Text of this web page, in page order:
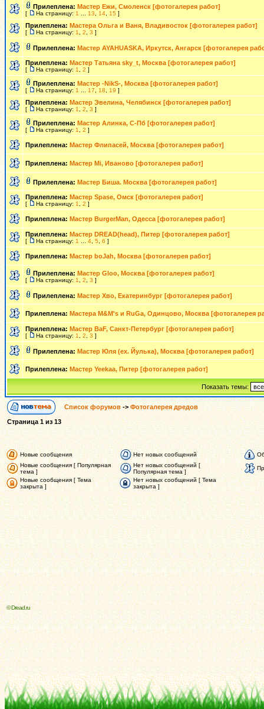
Прилеплена: Мастер Ежи, Смоленск [фотогалерея работ]
[ На страницу: 1 13 14 15 ]
Прилеплена: Мастера Ольга и Ваня, Владивосток [фотогалерея работ]
[ На страницу: 1 2 3 ]
Прилеплена: Мастер AYAHUASKA, Иркутск, Ангарск [фотогалерея
Прилеплена: Мастер Татьяна sky_t, Москва [фотогалерея работ]
[ На страницу: 1 2 ]
Прилеплена: Мастер -NikS-, Москва [фотогалерея работ]
[ На страницу: 1 17 18 19 ]
Прилеплена: Мастер Эвелина, Челябинск [фотогалерея работ]
[ На страницу: 1 2 3 ]
Прилеплена: Мастер Алинка, С-Пб [фотогалерея работ]
[ На страницу: 1 2 ]
Прилеплена: Мастер Флипасей, Москва [фотогалерея работ]
Прилеплена: Мастер Mi, Иваново [фотогалерея работ]
Прилеплена: Мастер Биша. Москва [фотогалерея работ]
Прилеплена: Мастер Spase, Омск [фотогалерея работ]
[ На страницу: 1 2 ]
Прилеплена: Мастер BurgerMan, Одесса [фотогалерея работ]
Прилеплена: Мастер DREAD(head), Питер [фотогалерея работ]
[ На страницу: 1 4 5 6 ]
Прилеплена: Мастер boJah, Москва [фотогалерея работ]
Прилеплена: Мастер Gloo, Москва [фотогалерея работ]
[ На страницу: 1 2 3 ]
Прилеплена: Мастер Хво, Екатеринбург [фотогалерея работ]
Прилеплена: Мастера M&M's и RuGa, Одинцово, Москва [фотогалерея
Прилеплена: Мастер BaF, Санкт-Петербург [фотогалерея работ]
[ На страницу: 1 2 3 ]
Прилеплена: Мастер Юля (ex. Йулька), Москва [фотогалерея работ]
Прилеплена: Мастер Yeekaa, Питер [фотогалерея работ]
Показать темы:
Список форумов -> Фотогалерея дредов
Страница1из13
Новые сообщения Нет новых сообщений
Новые сообщения [ Популярная
тема ]
Нет новых сообщений [
Популярная тема ]
Новые сообщения [ Тема
закрыта ]
Нет новых сообщений [ Тема
закрыта ]
© Dread.ru